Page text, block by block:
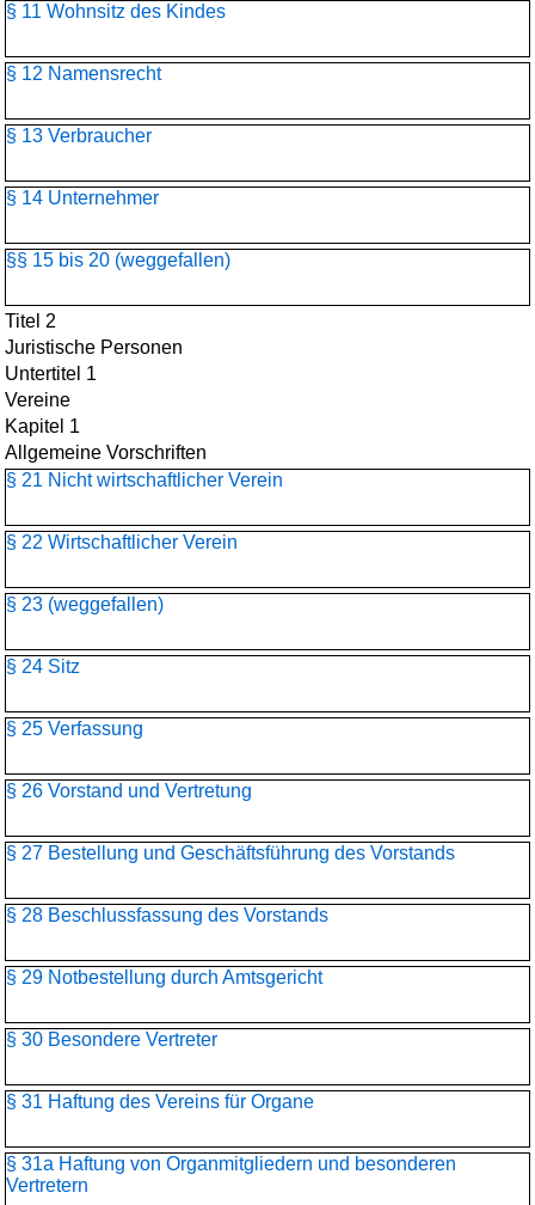
§ 11 Wohnsitz des Kindes
§ 12 Namensrecht
§ 13 Verbraucher
§ 14 Unternehmer
§§ 15 bis 20 (weggefallen)
Titel 2
Juristische Personen
Untertitel 1
Vereine
Kapitel 1
Allgemeine Vorschriften
§ 21 Nicht wirtschaftlicher Verein
§ 22 Wirtschaftlicher Verein
§ 23 (weggefallen)
§ 24 Sitz
§ 25 Verfassung
§ 26 Vorstand und Vertretung
§ 27 Bestellung und Geschäftsführung des Vorstands
§ 28 Beschlussfassung des Vorstands
§ 29 Notbestellung durch Amtsgericht
§ 30 Besondere Vertreter
§ 31 Haftung des Vereins für Organe
§ 31a Haftung von Organmitgliedern und besonderen
Vertretern